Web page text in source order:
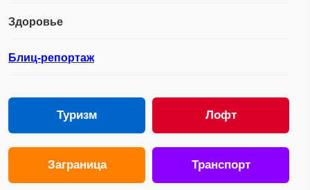
Здоровье
Блиц-репортаж
Туризм Лофт
Заграница Транспорт